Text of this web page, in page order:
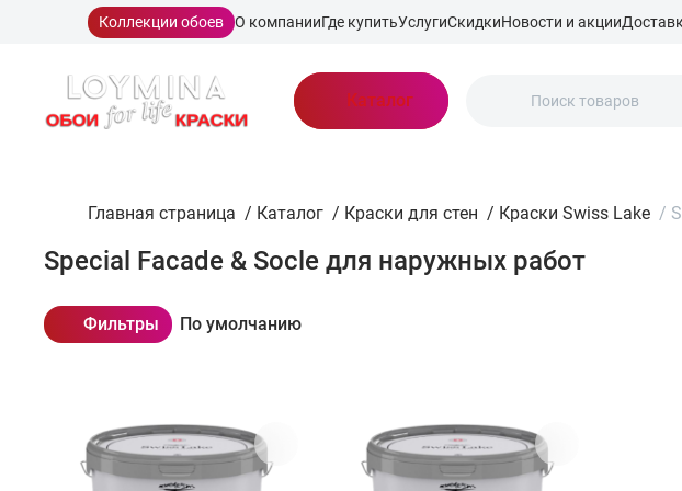
Коллекции обоев О компанииГде купитьУслугиСкидкиНовости и акции
Каталог
Главная страница / Каталог / Краски для стен / Краски Swiss Lake /
Special Facade & Socle для наружных работ
Фильтры По умолчанию